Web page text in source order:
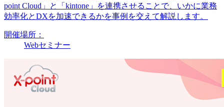
point Cloud」と「kintone」を連携させることで、いかに業務
効率化とDXを加速できるかを事例を交えて解説します。
開催場所：
Webセミナー